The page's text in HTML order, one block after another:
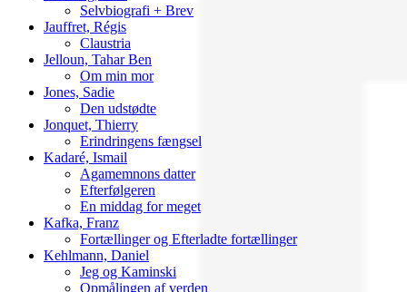
Selvbiografi + Brev
Jauffret, Régis
Claustria
Jelloun, Tahar Ben
Om min mor
Jones, Sadie
Den udstødte
Jonquet, Thierry
Erindringens fængsel
Kadaré, Ismail
Agamemnons datter
Efterfølgeren
En middag for meget
Kafka, Franz
Fortællinger og Efterladte fortællinger
Kehlmann, Daniel
Jeg og Kaminski
Opmålingen af verden